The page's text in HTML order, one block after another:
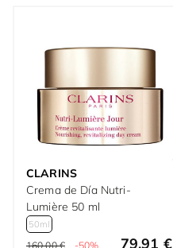
CLARINS
Crema de Día Nutri-
Lumière 50 ml
50ml
160,00 € -50% 79,91 €